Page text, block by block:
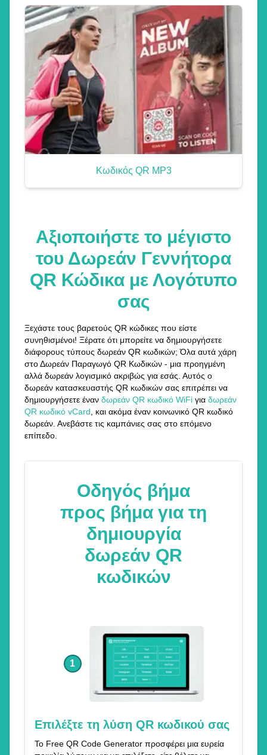
Κωδικός QR MP3
Αξιοποιήστε το μέγιστο
του Δωρεάν Γεννήτορα
QR Κώδικα με Λογότυπο
σας
Ξεχάστε τους βαρετούς QR κώδικες που είστε
συνηθισμένοι! Ξέρατε ότι μπορείτε να δημιουργήσετε
διάφορους τύπους δωρεάν QR κωδικών; Όλα αυτά χάρη
στο Δωρεάν Παραγωγό QR Κωδικών - μια προηγμένη
αλλά δωρεάν λογισμικό ακριβώς για εσάς. Αυτός ο
δωρεάν κατασκευαστής QR κωδικών σας επιτρέπει να
δημιουργήσετε έναν δωρεάν QR κωδικό WiFi για δωρεάν
QR κωδικό vCard , και ακόμα έναν κοινωνικό QR κωδικό
δωρεάν. Ανεβάστε τις καμπάνιες σας στο επόμενο
επίπεδο.
Οδηγός βήμα
προς βήμα για τη
δημιουργία
δωρεάν QR
κωδικών
1
Επιλέξτε τη λύση QR κωδικού σας
Το Free QR Code Generator προσφέρει μια ευρεία